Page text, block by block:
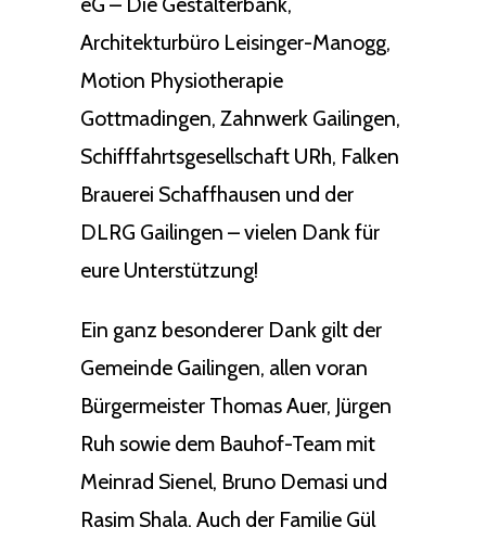
Architekturbüro Leisinger-Manogg,
Motion Physiotherapie
Gottmadingen, Zahnwerk Gailingen,
Schifffahrtsgesellschaft URh, Falken
Brauerei Schaffhausen und der
DLRG Gailingen – vielen Dank für
eure Unterstützung!
Ein ganz besonderer Dank gilt der
Gemeinde Gailingen, allen voran
Bürgermeister Thomas Auer, Jürgen
Ruh sowie dem Bauhof-Team mit
Meinrad Sienel, Bruno Demasi und
Rasim Shala. Auch der Familie Gül